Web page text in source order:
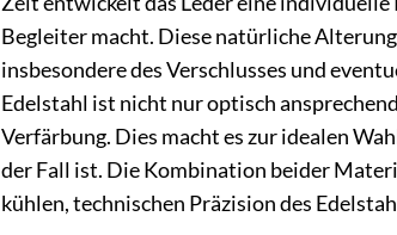
Begleiter macht. Diese natürliche
insbesondere des Verschlusses und
Edelstahl ist nicht nur optisch
Verfärbung. Dies macht es zur idealen
der Fall ist. Die Kombination beider
kühlen, technischen Präzision des